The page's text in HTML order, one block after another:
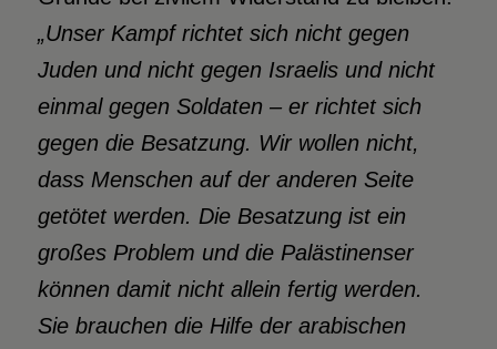
„Unser Kampf richtet sich nicht gegen
Juden und nicht gegen Israelis und nicht
einmal gegen Soldaten – er richtet sich
gegen die Besatzung. Wir wollen nicht,
dass Menschen auf der anderen Seite
getötet werden. Die Besatzung ist ein
großes Problem und die Palästinenser
können damit nicht allein fertig werden.
Sie brauchen die Hilfe der arabischen